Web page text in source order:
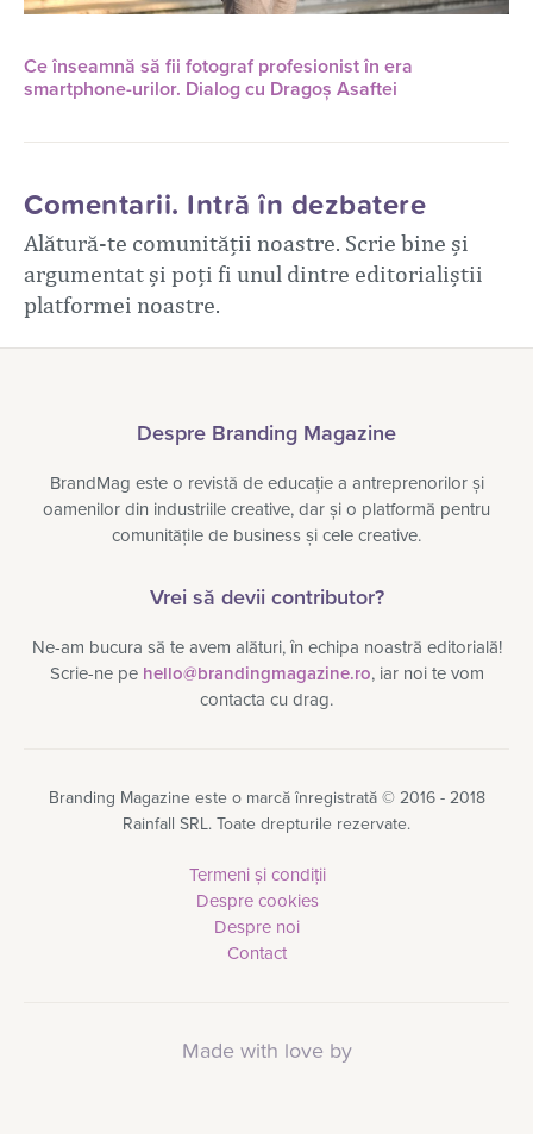
Ce înseamnă să fii fotograf profesionist în era
smartphone-urilor. Dialog cu Dragoș Asaftei
Comentarii. Intră în dezbatere
Alătură-te comunității noastre. Scrie bine și
argumentat și poți fi unul dintre editorialiștii
platformei noastre.
Despre Branding Magazine
BrandMag este o revistă de educație a antreprenorilor și
oamenilor din industriile creative, dar și o platformă pentru
comunitățile de business și cele creative.
Vrei să devii contributor?
Ne-am bucura să te avem alături, în echipa noastră editorială!
Scrie-ne pe hello@brandingmagazine.ro, iar noi te vom
contacta cu drag.
Branding Magazine este o marcă înregistrată © 2016 - 2018
Rainfall SRL. Toate drepturile rezervate.
Termeni și condiții
Despre cookies
Despre noi
Contact
Made with love by